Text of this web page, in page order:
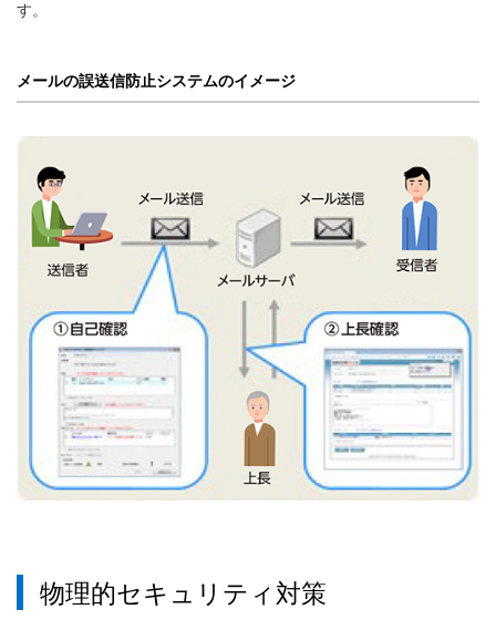
す。
メールの誤送信防止システムのイメージ
物理的セキュリティ対策